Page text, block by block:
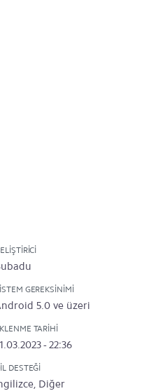
GEREKSINIMI
5.0 ve üzeri
TARIHI
- 22:36
DESTEĞI
Diğer